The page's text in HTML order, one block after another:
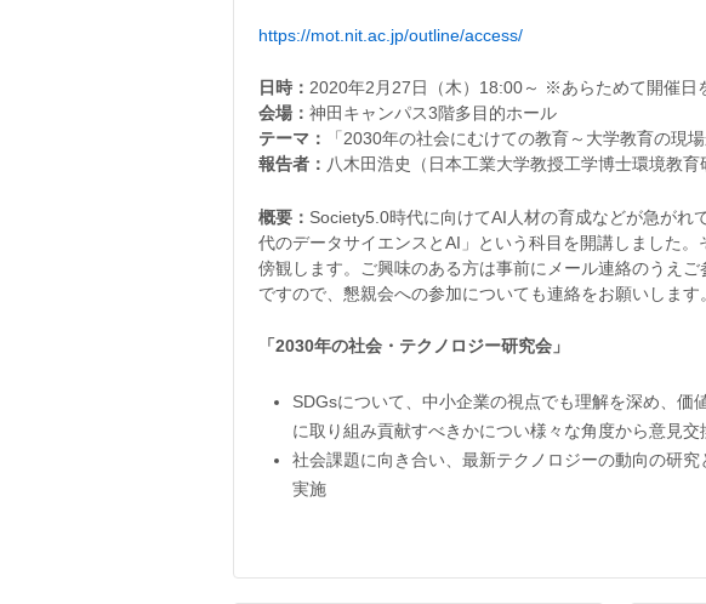
https://mot.nit.ac.jp/outline/access/
日時： 2020年2月27日（木）18:00～ ※あらためて開催日
会場： 神田キャンパス3階多目的ホール
テーマ：
「2030年の社会にむけての教育～大学教育の現
報告者： 八木田浩史（日本工業大学教授工学博士環境教育
概要： Society5.0時代に向けてAI人材の育成などが急が
代のデータサイエンスとAI」という科目を開講しました
傍観します。ご興味のある方は事前にメール連絡のうえ
ですので、懇親会への参加についても連絡をお願いします。
「2030年の社会・テクノロジー研究会」
SDGsについて、中小企業の視点でも理解を深め、
に取り組み貢献すべきかについ様々な角度から意見交
社会課題に向き合い、最新テクノロジーの動向の研
実施